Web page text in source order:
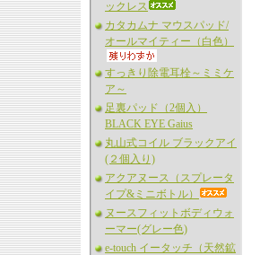
ックレス
カタカムナ マウスパッド/
オールマイティー（白色）
すっきり除電耳栓～ミミケ
ア～
足裏パッド（2個入）
BLACK EYE Gaius
丸山式コイル ブラックアイ
(２個入り)
アクアヌース（スプレータ
イプ&ミニボトル）
ヌースフィットボディウォ
ーマー(グレー色)
e-touch イータッチ（天然鉱